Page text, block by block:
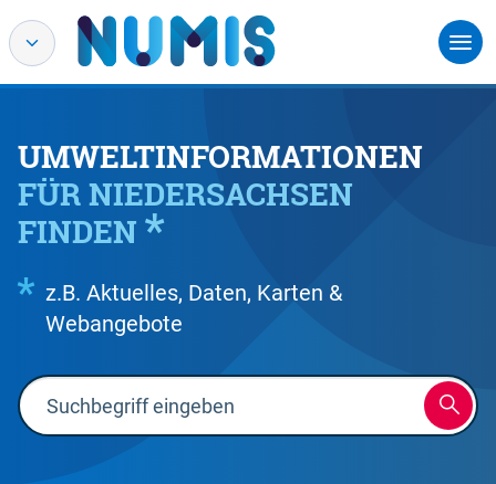
UMWELTINFORMATIONEN
FÜR NIEDERSACHSEN
FINDEN
z.B. Aktuelles, Daten, Karten &
Webangebote